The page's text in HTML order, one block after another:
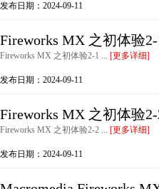
发布日期：2024-09-11
Fireworks MX 之初体验2-
Fireworks MX 之初体验2-1 ... [更多详细]
发布日期：2024-09-11
Fireworks MX 之初体验2-
Fireworks MX 之初体验2-2 ... [更多详细]
发布日期：2024-09-11